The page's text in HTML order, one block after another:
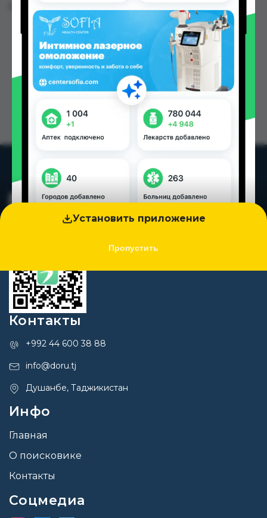
Установить приложение
Пропустить
Контакты
+992 44 600 38 88
info@doru.tj
Душанбе, Таджикистан
Инфо
Главная
О поисковике
Контакты
Соцмедиа